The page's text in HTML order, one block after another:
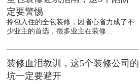
定要警惕
拎包入住的全包装修，因省心省力成了不
少业主的首选，很多业主在装修...
装修血泪教训，这5个装修公司的
坑一定要避开